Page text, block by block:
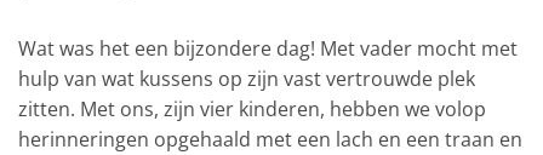
Wat was het een bijzondere dag! Met vader mocht met
hulp van wat kussens op zijn vast vertrouwde plek
zitten. Met ons, zijn vier kinderen, hebben we volop
herinneringen opgehaald met een lach en een traan en